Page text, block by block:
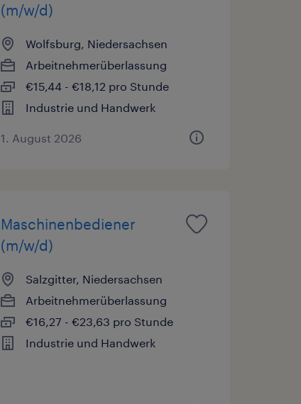
(m/w/d)
Wolfsburg, Niedersachsen
Arbeitnehmerüberlassung
€15,44 - €18,12 pro Stunde
Industrie und Handwerk
1. August 2026
Maschinenbediener
(m/w/d)
Salzgitter, Niedersachsen
Arbeitnehmerüberlassung
€16,27 - €23,63 pro Stunde
Industrie und Handwerk